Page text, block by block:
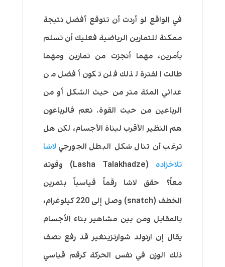
في الواقع لو أردت أن تتوقع أفضل نتيجة
ممكنة للتمارين الرياضية فعليك أن تسلم
بأمرين، مهما أنجزت من تمارين ومهما
طالت الفترة لذلك فلن تكون أفضل من
عدائي المئة متر من حيث الشكل أو من
الرباعين من حيث القوة. نعم فالرباعون
هم النظير الأقرب لبناة الأجسام، لكن هل
ترغب أن تنال شكل البطل الجورجي لاشا
تلاخزاده
(Lasha Talakhadze) وقوته
معاً؟ حقق لاشا رقماً قياسياً بتمرين
الخطف (snatch) وصل إلى 220 كيلوغرام،
بالمقابل ومن بين مشاهير بناء الأجسام
يقال إن ارنولد شوارتزينغير قد رفع نصف
ذلك الوزن في نفس الحركة كرقم قياسي